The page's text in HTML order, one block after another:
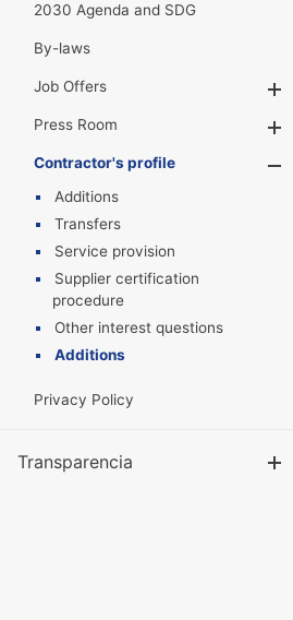
2030 Agenda and SDG
By-laws
Job Offers
Press Room
Contractor's profile
Additions
Transfers
Service provision
Supplier certification
procedure
Other interest questions
Additions
Privacy Policy
Transparencia